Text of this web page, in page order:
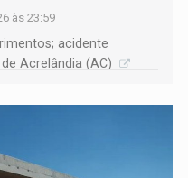
às 23:59
acidente
Acrelândia (AC)